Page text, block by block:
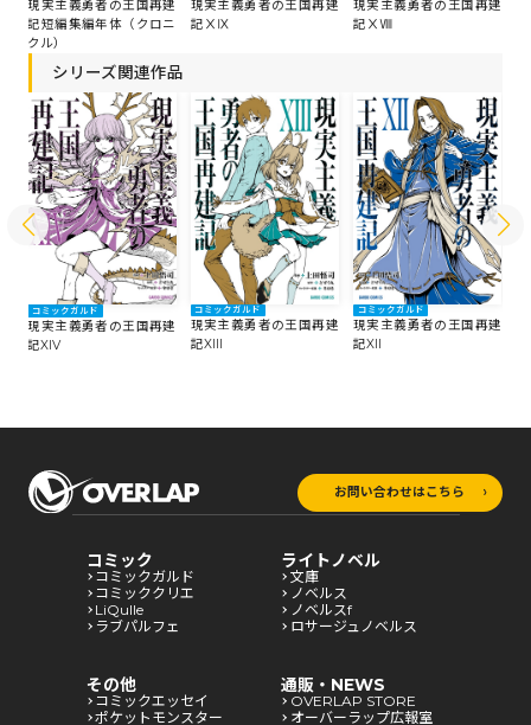
現実主義勇者の王国再建
記短編集編年体（クロニ
クル）
現実主義勇者の王国再建
記ⅩⅨ
現実主義勇者の王国再建
記ⅩⅧ
シリーズ関連作品
コミックガルド
現実主義勇者の王国再建
記XIV
コミックガルド
現実主義勇者の王国再建
記XIII
コミックガルド
現実主義勇者の王国再建
記XII
お問い合わせはこちら
コミック
コミックガルド
コミッククリエ
LiQulle
ラブパルフェ
ライトノベル
文庫
ノベルス
ノベルスf
ロサージュノベルス
その他
コミックエッセイ
ポケットモンスター
通販・NEWS
OVERLAP STORE
オーバーラップ広報室